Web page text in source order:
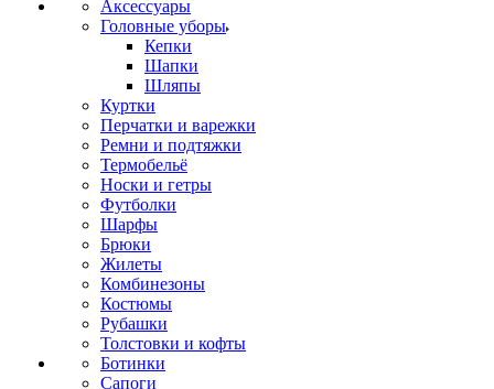
Аксессуары
Головные уборы
Кепки
Шапки
Шляпы
Куртки
Перчатки и варежки
Ремни и подтяжки
Термобельё
Носки и гетры
Футболки
Шарфы
Брюки
Жилеты
Комбинезоны
Костюмы
Рубашки
Толстовки и кофты
Ботинки
Сапоги